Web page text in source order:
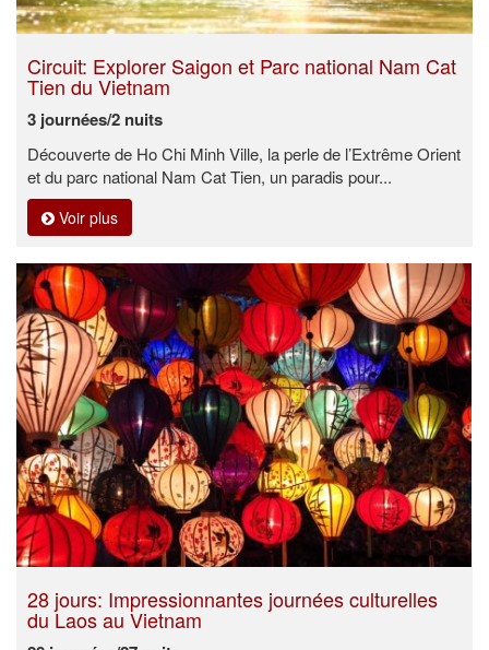
Circuit: Explorer Saigon et Parc national Nam Cat
Tien du Vietnam
3 journées/2 nuits
Découverte de Ho Chi Minh Ville, la perle de l’Extrême Orient
et du parc national Nam Cat Tien, un paradis pour...
Voir plus
28 jours: Impressionnantes journées culturelles
du Laos au Vietnam